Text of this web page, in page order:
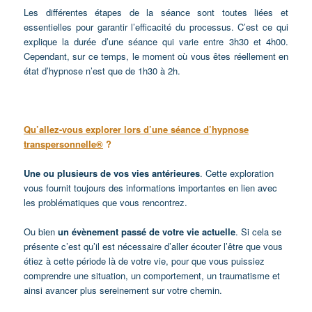
Les différentes étapes de la séance sont toutes liées et
essentielles pour garantir l’efficacité du processus. C’est ce qui
explique la durée d’une séance qui varie entre 3h30 et 4h00.
Cependant, sur ce temps, le moment où vous êtes réellement en
état d’hypnose n’est que de 1h30 à 2h.
Qu’allez-vous explorer lors d’une séance d’hypnose
transpersonnelle® ?
Une ou plusieurs de vos vies antérieures. Cette exploration
vous fournit toujours des informations importantes en lien avec
les problématiques que vous rencontrez.
Ou bienun évènement passé de votre vie actuelle. Si cela se
présente c’est qu’il est nécessaire d’aller écouter l’être que vous
étiez à cette période là de votre vie, pour que vous puissiez
comprendre une situation, un comportement, un traumatisme et
ainsi avancer plus sereinement sur votre chemin.